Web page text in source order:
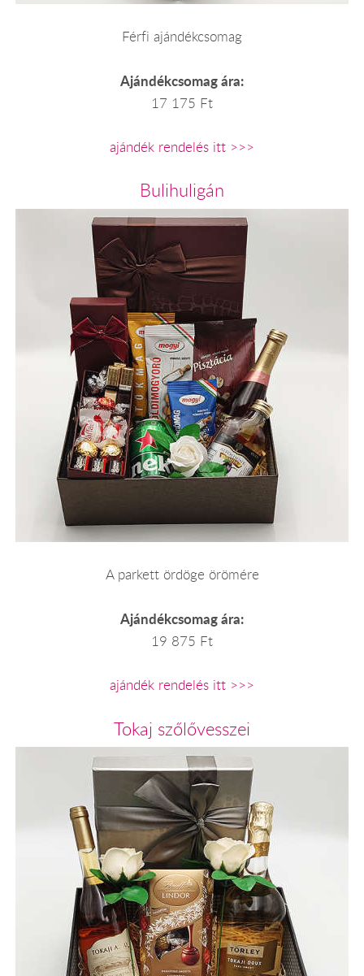
Férfi ajándékcsomag
Ajándékcsomag ára:
17 175 Ft
ajándék rendelés itt >>>
Bulihuligán
A parkett ördöge örömére
Ajándékcsomag ára:
19 875 Ft
ajándék rendelés itt >>>
Tokaj szőlővesszei